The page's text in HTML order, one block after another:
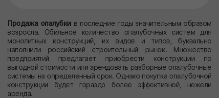
Продажа опалубки в последние годы значительным образом
возросла. Обильное количество опалубочных систем для
монолитных конструкций, их видов и типов, буквально
наполнили российский строительный рынок. Множество
предприятий предлагает приобрести конструкции по
выгодной стоимости или арендовать разборные опалубочные
системы на определенный срок. Однако покупка опалубочной
конструкции будет гораздо более эффективной, нежели
аренда.